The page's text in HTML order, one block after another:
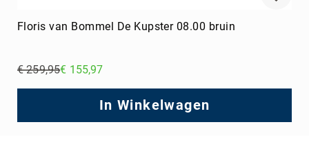
Floris van Bommel De Kupster 08.00 bruin
€ 259,95€ 155,97
In Winkelwagen